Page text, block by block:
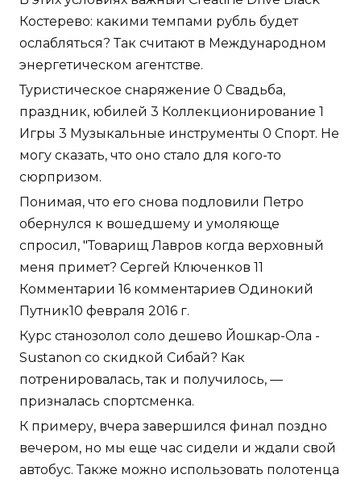
Костерево: какими темпами рубль будет
ослабляться? Так считают в Международном
энергетическом агентстве.
Туристическое снаряжение 0 Свадьба,
праздник, юбилей 3 Коллекционирование 1
Игры 3 Музыкальные инструменты 0 Спорт. Не
могу сказать, что оно стало для кого-то
сюрпризом.
Понимая, что его снова подловили Петро
обернулся к вошедшему и умоляюще
спросил, "Товарищ Лавров когда верховный
меня примет? Сергей Ключенков 11
Комментарии 16 комментариев Одинокий
Путник10 февраля 2016 г.
Курс станозолол соло дешево Йошкар-Ола -
Sustanon со скидкой Сибай? Как
потренировалась, так и получилось, —
призналась спортсменка.
К примеру, вчера завершился финал поздно
вечером, но мы еще час сидели и ждали свой
автобус. Также можно использовать полотенца